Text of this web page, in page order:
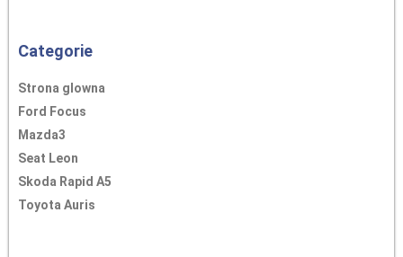
Categorie
Strona glowna
Ford Focus
Mazda3
Seat Leon
Skoda Rapid A5
Toyota Auris